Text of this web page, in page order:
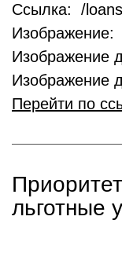
Ссылка: /
Изображение:
Изображение
Изображение
Перейти по
льготные